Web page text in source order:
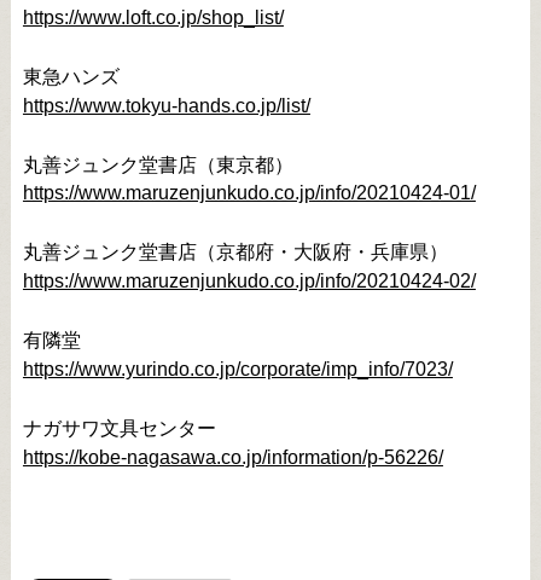
https://www.loft.co.jp/shop_list/
東急ハンズ
https://www.tokyu-hands.co.jp/list/
丸善ジュンク堂書店（東京都）
https://www.maruzenjunkudo.co.jp/info/20210424-01/
丸善ジュンク堂書店（京都府・大阪府・兵庫県）
https://www.maruzenjunkudo.co.jp/info/20210424-02/
有隣堂
https://www.yurindo.co.jp/corporate/imp_info/7023/
ナガサワ文具センター
https://kobe-nagasawa.co.jp/information/p-56226/